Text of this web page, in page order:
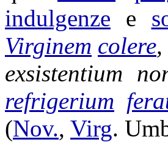
indulgenze e
Virginem colere
exsistentium
refrigerium
(Nov., Virg.